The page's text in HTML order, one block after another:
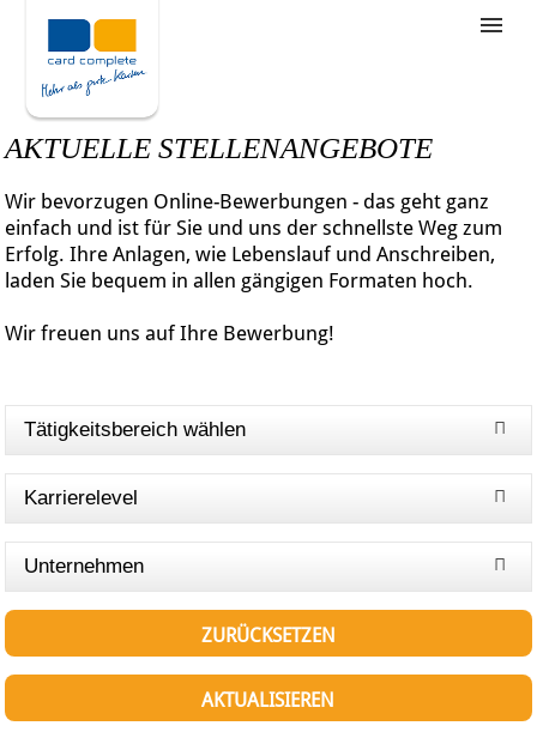
Stellenangebote
Unternehmensziele
Wie bewerbe ich mich
AKTUELLE STELLENANGEBOTE
Wir bevorzugen Online-Bewerbungen - das geht ganz
einfach und ist für Sie und uns der schnellste Weg zum
Erfolg. Ihre Anlagen, wie Lebenslauf und Anschreiben,
laden Sie bequem in allen gängigen Formaten hoch.
Wir freuen uns auf Ihre Bewerbung!
Tätigkeitsbereich wählen
Karrierelevel
Unternehmen
ZURÜCKSETZEN
AKTUALISIEREN